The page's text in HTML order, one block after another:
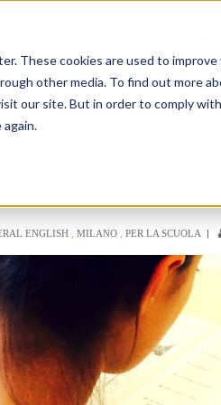
These cookies are used to
other media. To find out more
our site. But in order to comply
ENGLISH MILANO PER LA SCUOLA